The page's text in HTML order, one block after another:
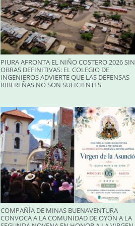
PIURA AFRONTA EL NIÑO COSTERO 2026 SIN
OBRAS DEFINITIVAS: EL COLEGIO DE
INGENIEROS ADVIERTE QUE LAS DEFENSAS
RIBEREÑAS NO SON SUFICIENTES
COMPAÑÍA DE MINAS BUENAVENTURA
CONVOCA A LA COMUNIDAD DE OYÓN A LA